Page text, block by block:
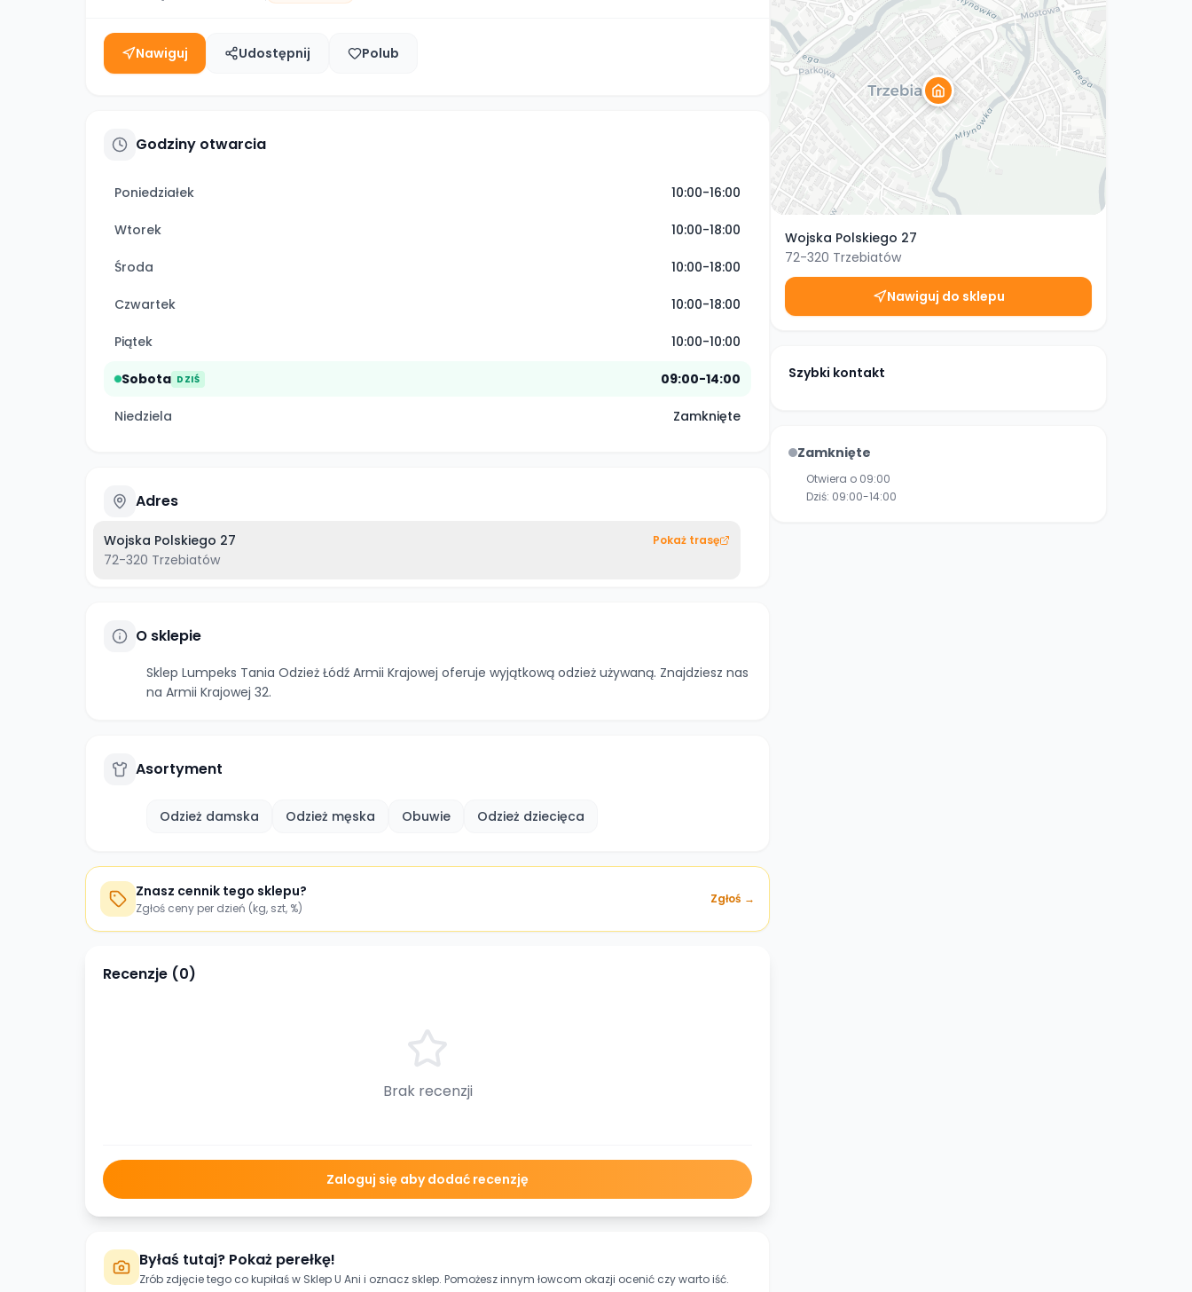
Nawiguj Udostępnij Polub
Godziny otwarcia
Poniedziałek 10:00-16:00
Wtorek 10:00-18:00
Środa 10:00-18:00
Czwartek 10:00-18:00
Piątek 10:00-10:00
Sobota DZIŚ 09:00-14:00
Niedziela Zamknięte
Adres
Wojska Polskiego 27
72-320 Trzebiatów
Pokaż trasę
O sklepie
Sklep Lumpeks Tania Odzież Łódź Armii Krajowej oferuje wyjątkową odzież używaną. Znajdziesz nas
na Armii Krajowej 32.
Asortyment
Odzież damska Odzież męska Obuwie Odzież dziecięca
Znasz cennik tego sklepu?
Zgłoś ceny per dzień (kg, szt, %)
Zgłoś →
Recenzje (0)
Brak recenzji
Zaloguj się aby dodać recenzję
Byłaś tutaj? Pokaż perełkę!
Zrób zdjęcie tego co kupiłaś w Sklep U Ani i oznacz sklep. Pomożesz innym łowcom okazji ocenić czy warto iść.
Wojska Polskiego 27
72-320 Trzebiatów
Nawiguj do sklepu
Szybki kontakt
Zamknięte
Otwiera o 09:00
Dziś: 09:00-14:00